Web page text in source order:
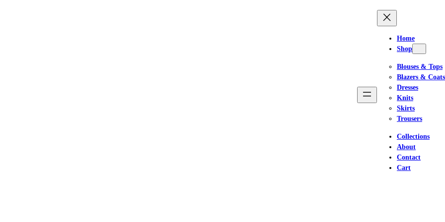
Home
Shop
Blouses & Tops
Blazers & Coats
Dresses
Knits
Skirts
Trousers
Collections
About
Contact
Cart